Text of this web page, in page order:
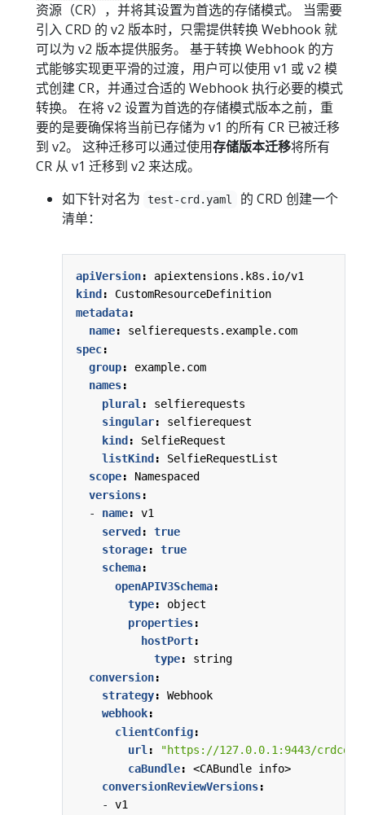
资源（CR），并将其设置为首选的存储模式。 当需要
引入 CRD 的 v2 版本时，只需提供转换 Webhook 就
可以为 v2 版本提供服务。 基于转换 Webhook 的方
式能够实现更平滑的过渡，用户可以使用 v1 或 v2 模
式创建 CR，并通过合适的 Webhook 执行必要的模式
转换。 在将 v2 设置为首选的存储模式版本之前，重
要的是要确保将当前已存储为 v1 的所有 CR 已被迁移
到 v2。 这种迁移可以通过使用存储版本迁移将所有
CR 从 v1 迁移到 v2 来达成。
如下针对名为
test-crd.yaml
的 CRD 创建一个
清单：
apiVersion:
apiextensions.k8s.io/v1
kind :
CustomResourceDefinition
metadata:
name:
selfierequests.example.com
spec:
group:
example.com
names:
plural :
selfierequests
singular:
selfierequest
kind:
SelfieRequest
listKind :
SelfieRequestList
scope:
Namespaced
versions:
- name:
v1
served:
true
storage:
true
schema:
openAPIV3Schema:
type:
object
properties:
hostPort:
type:
string
conversion:
strategy:
Webhook
webhook:
clientConfig:
url:
"https://127.0.0.1:9443/
caBundle:
<CABundle info>
conversionReviewVersions:
- v1